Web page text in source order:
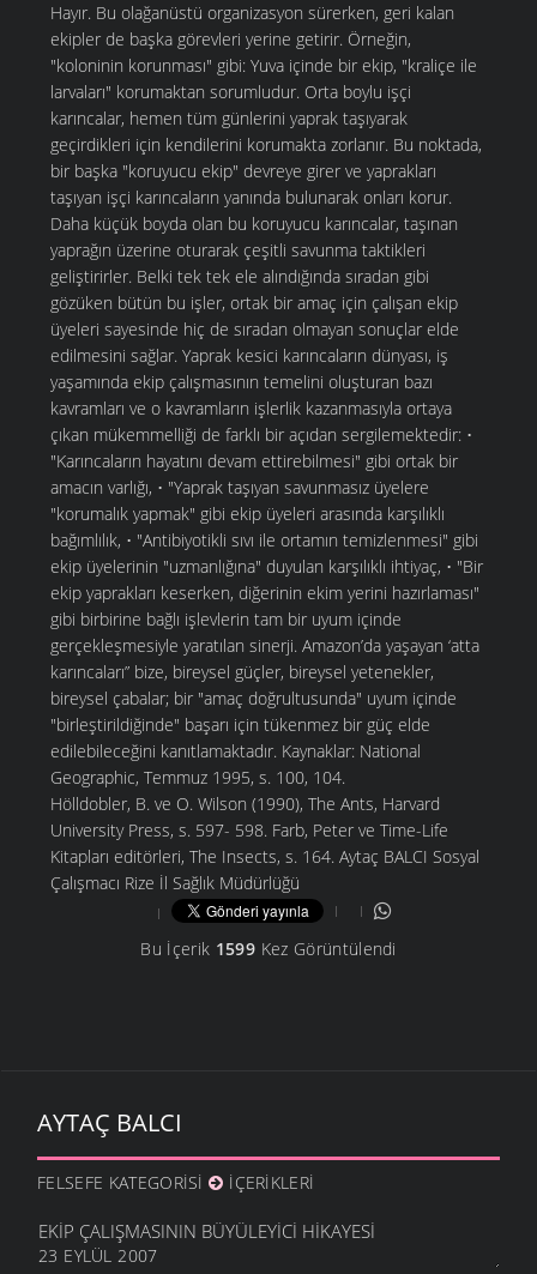
Hayır. Bu olağanüstü organizasyon sürerken, geri kalan
ekipler de başka görevleri yerine getirir. Örneğin,
"koloninin korunması" gibi: Yuva içinde bir ekip, "kraliçe ile
larvaları" korumaktan sorumludur. Orta boylu işçi
karıncalar, hemen tüm günlerini yaprak taşıyarak
geçirdikleri için kendilerini korumakta zorlanır. Bu noktada,
bir başka "koruyucu ekip" devreye girer ve yaprakları
taşıyan işçi karıncaların yanında bulunarak onları korur.
Daha küçük boyda olan bu koruyucu karıncalar, taşınan
yaprağın üzerine oturarak çeşitli savunma taktikleri
geliştirirler. Belki tek tek ele alındığında sıradan gibi
gözüken bütün bu işler, ortak bir amaç için çalışan ekip
üyeleri sayesinde hiç de sıradan olmayan sonuçlar elde
edilmesini sağlar. Yaprak kesici karıncaların dünyası, iş
yaşamında ekip çalışmasının temelini oluşturan bazı
kavramları ve o kavramların işlerlik kazanmasıyla ortaya
çıkan mükemmelliği de farklı bir açıdan sergilemektedir: •
"Karıncaların hayatını devam ettirebilmesi" gibi ortak bir
amacın varlığı, • "Yaprak taşıyan savunmasız üyelere
"korumalık yapmak" gibi ekip üyeleri arasında karşılıklı
bağımlılık, • "Antibiyotikli sıvı ile ortamın temizlenmesi" gibi
ekip üyelerinin "uzmanlığına" duyulan karşılıklı ihtiyaç, • "Bir
ekip yaprakları keserken, diğerinin ekim yerini hazırlaması"
gibi birbirine bağlı işlevlerin tam bir uyum içinde
gerçekleşmesiyle yaratılan sinerji. Amazon’da yaşayan ‘atta
karıncaları” bize, bireysel güçler, bireysel yetenekler,
bireysel çabalar; bir "amaç doğrultusunda" uyum içinde
"birleştirildiğinde" başarı için tükenmez bir güç elde
edilebileceğini kanıtlamaktadır. Kaynaklar: National
Geographic, Temmuz 1995, s. 100, 104.
Hölldobler, B. ve O. Wilson (1990), The Ants, Harvard
University Press, s. 597- 598. Farb, Peter ve Time-Life
Kitapları editörleri, The Insects, s. 164. Aytaç BALCI Sosyal
Çalışmacı Rize İl Sağlık Müdürlüğü
Bu İçerik 1599 Kez Görüntülendi
AYTAÇ BALCI
FELSEFE KATEGORISI İÇERIKLERI
EKIP ÇALIŞMASININ BÜYÜLEYICI HIKAYESI
23 EYLÜL 2007